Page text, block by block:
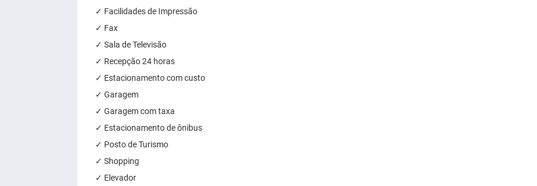
✓ Facilidades de Impressão
✓ Fax
✓ Sala de Televisão
✓ Recepção 24 horas
✓ Estacionamento com custo
✓ Garagem
✓ Garagem com taxa
✓ Estacionamento de ônibus
✓ Posto de Turismo
✓ Shopping
✓ Elevador